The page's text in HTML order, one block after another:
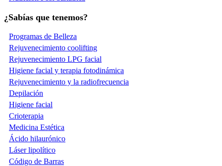
¿Sabías que tenemos?
Programas de Belleza
Rejuvenecimiento coolifting
Rejuvenecimiento LPG facial
Higiene facial y terapia fotodinámica
Rejuvenecimiento y la radiofrecuencia
Depilación
Higiene facial
Crioterapia
Medicina Estética
Ácido hilaurónico
Láser lipolítico
Código de Barras